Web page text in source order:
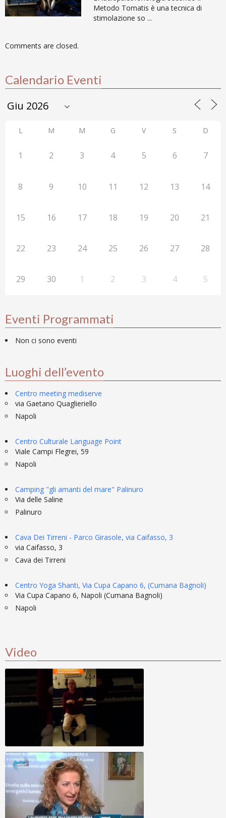
Metodo Tomatis è una tecnica di
stimolazione so ...
Comments are closed.
Calendario Eventi
L M M G V S D
1 2 3 4 5 6 7
8 9 10 11 12 13 14
15 16 17 18 19 20 21
22 23 24 25 26 27 28
29 30 1 2 3 4 5
Eventi Programmati
Non ci sono eventi
Luoghi dell’evento
Centro meeting mediserve
via Gaetano Quaglieriello
Napoli
Centro Culturale Language Point
Viale Campi Flegrei, 59
Napoli
Camping "gli amanti del mare" Palinuro
Via delle Saline
Palinuro
Cava Dei Tirreni - Parco Girasole, via Caifasso, 3
via Caifasso, 3
Cava dei Tirreni
Centro Yoga Shanti, Via Cupa Capano 6, (Cumana Bagnoli)
Via Cupa Capano 6, Napoli (Cumana Bagnoli)
Napoli
Video
Allineamento Divino - Claudio